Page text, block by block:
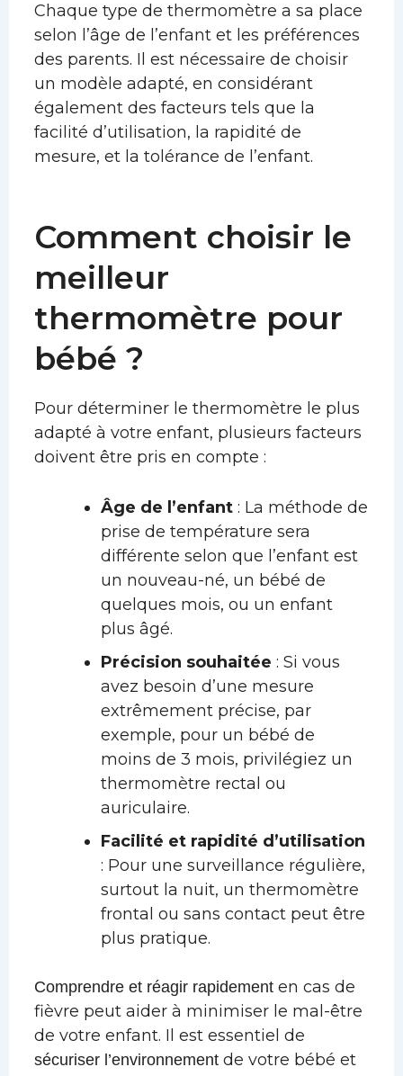
Chaque type de thermomètre a sa place
selon l’âge de l’enfant et les préférences
des parents. Il est nécessaire de choisir
un modèle adapté, en considérant
également des facteurs tels que la
facilité d’utilisation, la rapidité de
mesure, et la tolérance de l’enfant.
Comment choisir le
meilleur
thermomètre pour
bébé ?
Pour déterminer le thermomètre le plus
adapté à votre enfant, plusieurs facteurs
doivent être pris en compte :
Âge de l’enfant: La méthode de
prise de température sera
différente selon que l’enfant est
un nouveau-né, un bébé de
quelques mois, ou un enfant
plus âgé.
Précision souhaitée : Si vous
avez besoin d’une mesure
extrêmement précise, par
exemple, pour un bébé de
moins de 3 mois, privilégiez un
thermomètre rectal ou
auriculaire.
Facilité et rapidité d’utilisation
: Pour une surveillance régulière,
surtout la nuit, un thermomètre
frontal ou sans contact peut être
plus pratique.
Comprendre et réagir rapidementen cas de
fièvre peut aider à minimiser le mal-être
de votre enfant. Il est essentiel de
sécuriser l’environnementde votre bébé et